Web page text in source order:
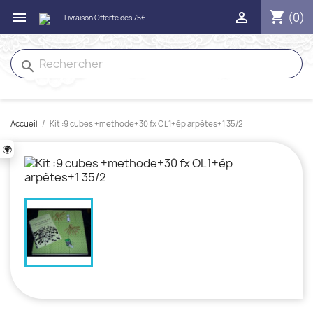
🌍
 shopping_cart (0)

search
Accueil Kit :9 cubes +methode+30 fx OL1+ép arpètes+1 35/2